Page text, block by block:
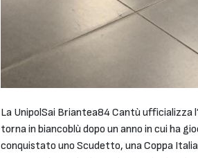
La UnipolSai Briantea84 Cantù ufficializza
torna in biancoblù dopo un anno in cui ha
conquistato uno Scudetto, una Coppa